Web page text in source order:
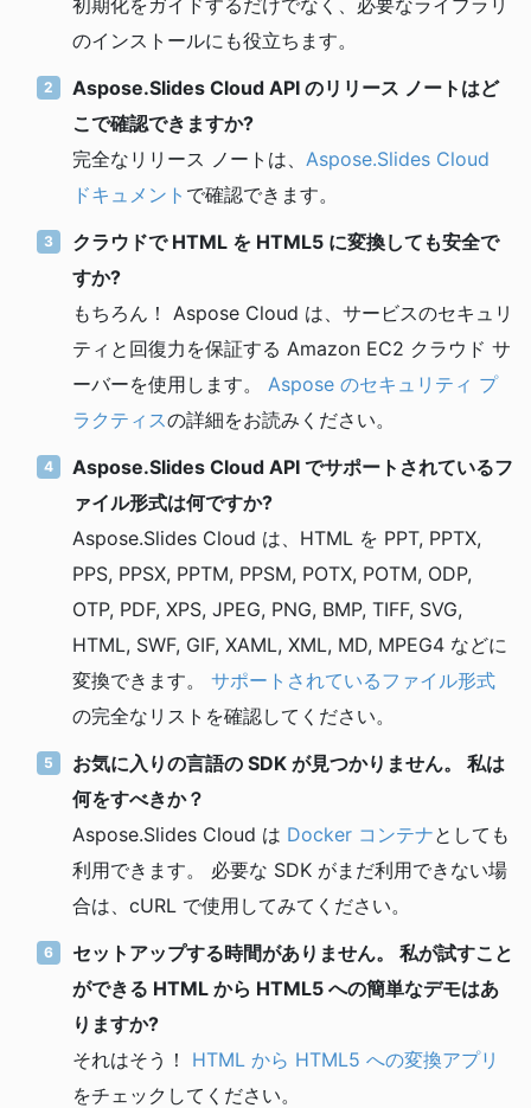
のインストールにも役立ちます。
Aspose.Slides Cloud API のリリース ノートはど
こで確認できますか?
完全なリリース ノートは、 Aspose.Slides Cloud
ドキュメント で確認できます。
クラウドで HTML を HTML5 に変換しても安全で
すか?
もちろん！ Aspose Cloud は、サービスのセキュリ
ティと回復力を保証する Amazon EC2 クラウド サ
ーバーを使用します。 Aspose のセキュリティ プ
ラクティスの詳細をお読みください。
Aspose.Slides Cloud API でサポートされているフ
ァイル形式は何ですか?
Aspose.Slides Cloud は、HTML を PPT, PPTX,
PPS, PPSX, PPTM, PPSM, POTX, POTM, ODP,
OTP, PDF, XPS, JPEG, PNG, BMP, TIFF, SVG,
HTML, SWF, GIF, XAML, XML, MD, MPEG4 などに
変換できます。 サポートされているファイル形式
の完全なリストを確認してください。
お気に入りの言語の SDK が見つかりません。 私は
何をすべきか？
Aspose.Slides Cloud は Docker コンテナとしても
利用できます。 必要な SDK がまだ利用できない場
合は、cURL で使用してみてください。
セットアップする時間がありません。 私が試すこと
ができる HTML から HTML5 への簡単なデモはあ
りますか?
それはそう！ HTML から HTML5 への変換アプリ
をチェックしてください。